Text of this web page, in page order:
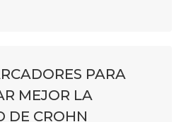
PARA
MEJOR LA
DE CROHN